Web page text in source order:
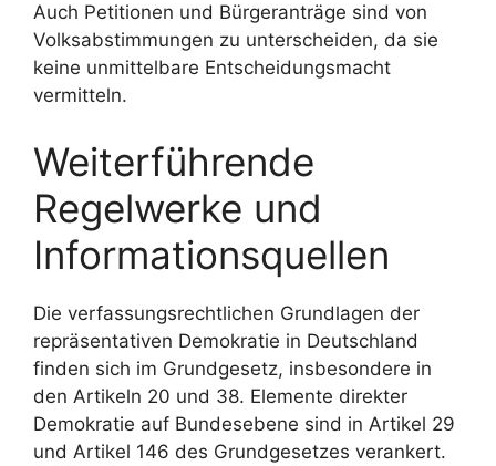
Auch Petitionen und Bürgeranträge sind von
Volksabstimmungen zu unterscheiden, da sie
keine unmittelbare Entscheidungsmacht
vermitteln.
Weiterführende
Regelwerke und
Informationsquellen
Die verfassungsrechtlichen Grundlagen der
repräsentativen Demokratie in Deutschland
finden sich im Grundgesetz, insbesondere in
den Artikeln 20 und 38. Elemente direkter
Demokratie auf Bundesebene sind in Artikel 29
und Artikel 146 des Grundgesetzes verankert.